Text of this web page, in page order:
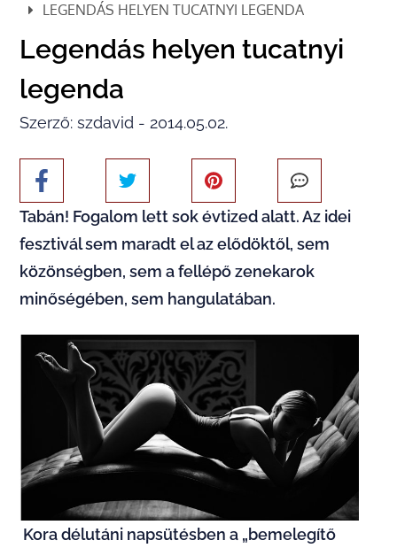
LEGENDÁS HELYEN TUCATNYI LEGENDA
Legendás helyen tucatnyi
legenda
Szerző: szdavid - 2014.05.02.
Tabán! Fogalom lett sok évtized alatt. Az idei
fesztivál sem maradt el az elődöktől, sem
közönségben, sem a fellépő zenekarok
minőségében, sem hangulatában.
Kora délutáni napsütésben a „bemelegítő